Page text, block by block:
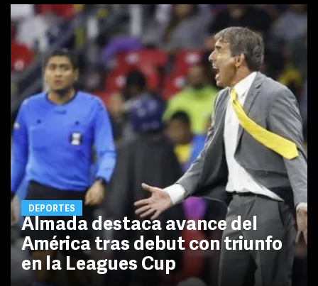
DEPORTES
Almada destaca avance del
América tras debut con triunfo
en la Leagues Cup